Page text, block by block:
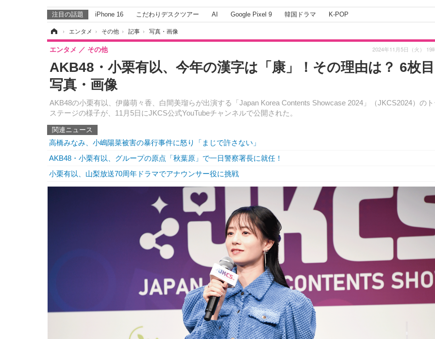
注目の話題 iPhone 16 こだわりデスクツアー AI Google Pixel 9 韓国ドラマ K-POP
› エンタメ › その他 › 記事 › 写真・画像
AKB48・小栗有以、今年の漢字は「康」！その理由は？ 6枚
写真・画像
AKB48の小栗有以、伊藤萌々香、白間美瑠らが出演する「Japan Korea Contents Showcase 2024」（JKCS2024）の
ステージの様子が、11月5日にJKCS公式YouTubeチャンネルで公開された。
エンタメ その他 2024年11月5日（火） 19
関連ニュース
高橋みなみ、小嶋陽菜被害の暴行事件に怒り「まじで許さない」
AKB48・小栗有以、グループの原点「秋葉原」で一日警察署長に就任！
小栗有以、山梨放送70周年ドラマでアナウンサー役に挑戦